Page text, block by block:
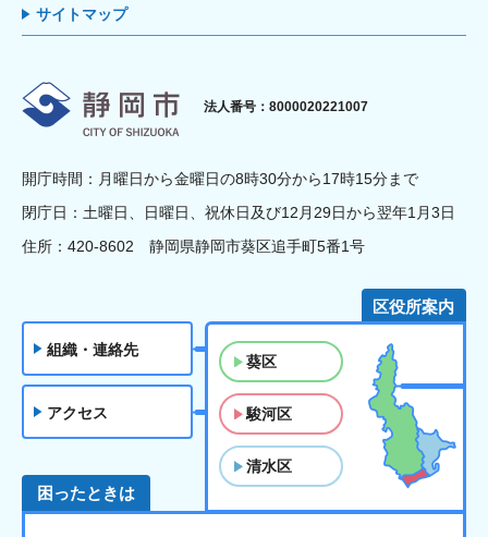
サイトマップ
静岡市
法人番号：8000020221007
開庁時間：月曜日から金曜日の8時30分から17時15分まで
閉庁日：土曜日、日曜日、祝休日及び12月29日から翌年1月3日
住所：420-8602 静岡県静岡市葵区追手町5番1号
組織・連絡先
アクセス
区役所案内
葵区
駿河区
清水区
困ったときは